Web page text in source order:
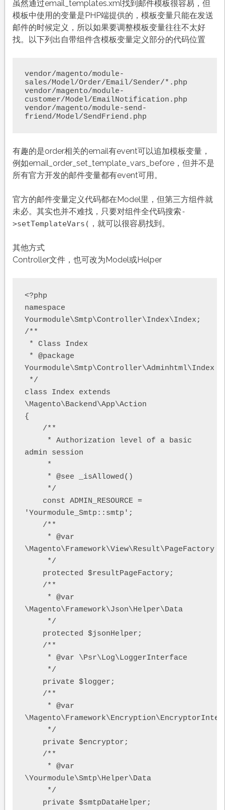
虽然通过email_templates.xml找到邮件模板很容易，但
模板中使用的变量是PHP端提供的，模板变量只能在发送
邮件的时候定义，所以如果要调整模板变量往往不太好
找。以下列出自带组件含模板变量定义部分的代码位置
vendor/magento/module-
sales/Model/Order/Email/Sender/*.php
vendor/magento/module-
customer/Model/EmailNotification.php
vendor/magento/module-send-
friend/Model/SendFriend.php
有趣的是order相关的email有event可以追加模板变量，
例如email_order_set_template_vars_before，但并不是
所有官方开发的邮件变量都有event可用。
官方的邮件变量定义代码都在Model里，但第三方组件就
未必。其实也并不难找，只要对组件全代码搜索-
>setTemplateVars( ，就可以很容易找到。
其他方式
Controller文件，也可改为Model或Helper
<?php
namespace
Yourmodule\Smtp\Controller\Index\Index;
/**
* Class Index
* @package
Yourmodule\Smtp\Controller\Adminhtml\Index
*/
class Index extends
\Magento\Backend\App\Action
{
/**
* Authorization level of a basic
admin session
*
* @see _isAllowed()
*/
const ADMIN_RESOURCE =
'Yourmodule_Smtp::smtp';
/**
* @var
\Magento\Framework\View\Result\PageFactory
*/
protected $resultPageFactory;
/**
* @var
\Magento\Framework\Json\Helper\Data
*/
protected $jsonHelper;
/**
* @var \Psr\Log\LoggerInterface
*/
private $logger;
/**
* @var
*/
private $encryptor;
/**
* @var
\Yourmodule\Smtp\Helper\Data
*/
private $smtpDataHelper;